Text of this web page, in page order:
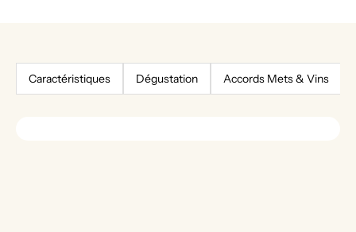
Caractéristiques Dégustation Accords Mets & Vins